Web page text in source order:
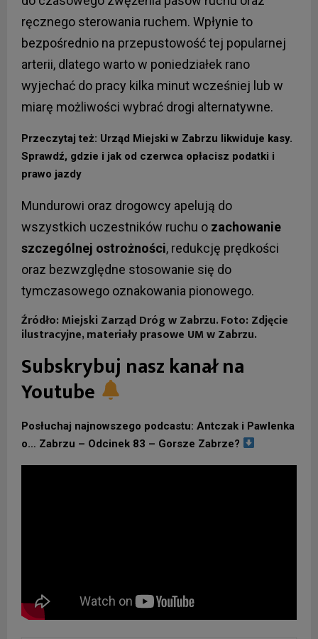
ręcznego sterowania ruchem. Wpłynie to
bezpośrednio na przepustowość tej popularnej
arterii, dlatego warto w poniedziałek rano
wyjechać do pracy kilka minut wcześniej lub w
miarę możliwości wybrać drogi alternatywne.
Przeczytaj też: Urząd Miejski w Zabrzu likwiduje kasy.
Sprawdź, gdzie i jak od czerwca opłacisz podatki i
prawo jazdy
Mundurowi oraz drogowcy apelują do
wszystkich uczestników ruchu o zachowanie
szczególnej ostrożności, redukcję prędkości
oraz bezwzględne stosowanie się do
tymczasowego oznakowania pionowego.
Źródło: Miejski Zarząd Dróg w Zabrzu. Foto: Zdjęcie
ilustracyjne, materiały prasowe UM w Zabrzu.
Subskrybuj nasz kanał na
Youtube
Posłuchaj najnowszego podcastu: Antczak i Pawlenka
o… Zabrzu – Odcinek 83 – Gorsze Zabrze?